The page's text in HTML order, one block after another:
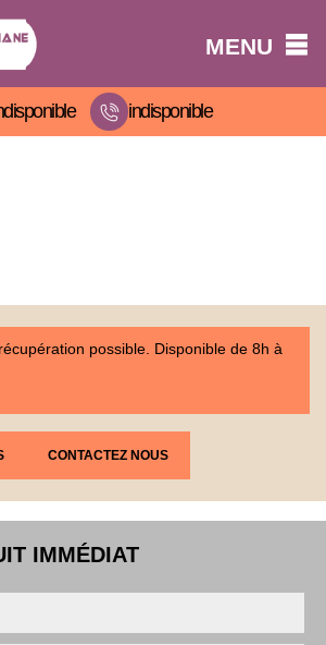
MENU
indisponible
possible. Disponible de 8h à
CONTACTEZ NOUS
IMMÉDIAT